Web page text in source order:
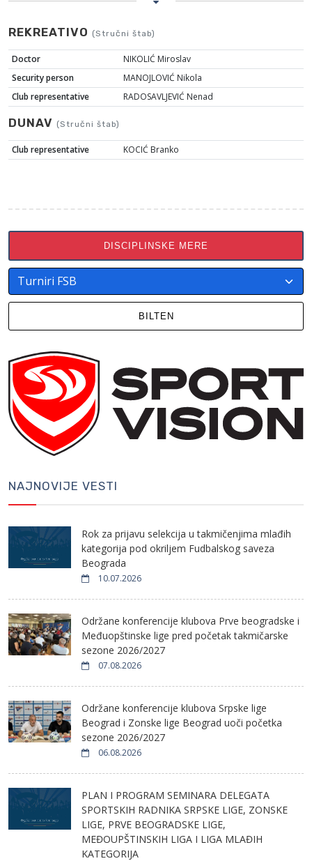
REKREATIVO (Stručni štab)
Doctor
NIKOLIĆ Miroslav
Security person
MANOJLOVIĆ Nikola
Club representative
RADOSAVLJEVIĆ Nenad
DUNAV (Stručni štab)
Club representative KOCIĆ Branko
DISCIPLINSKE MERE
BILTEN
NAJNOVIJE VESTI
Rok za prijavu selekcija u takmičenjima mlađih
kategorija pod okriljem Fudbalskog saveza
Beograda
10.07.2026
Održane konferencije klubova Prve beogradske i
Međuopštinske lige pred početak takmičarske
sezone 2026/2027
07.08.2026
Održane konferencije klubova Srpske lige
Beograd i Zonske lige Beograd uoči početka
sezone 2026/2027
06.08.2026
PLAN I PROGRAM SEMINARA DELEGATA
SPORTSKIH RADNIKA SRPSKE LIGE, ZONSKE
LIGE, PRVE BEOGRADSKE LIGE,
MEĐOUPŠTINSKIH LIGA I LIGA MLAĐIH
KATEGORIJA